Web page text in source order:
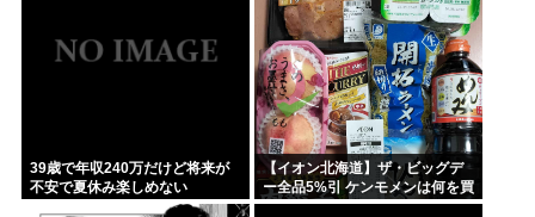
39歳で年収240万だけど将来が
不安で夏休み楽しめない
【イオン北海道】ザ・ビッグデ
ー全品5%引 ケンモメンは何を買
うの？